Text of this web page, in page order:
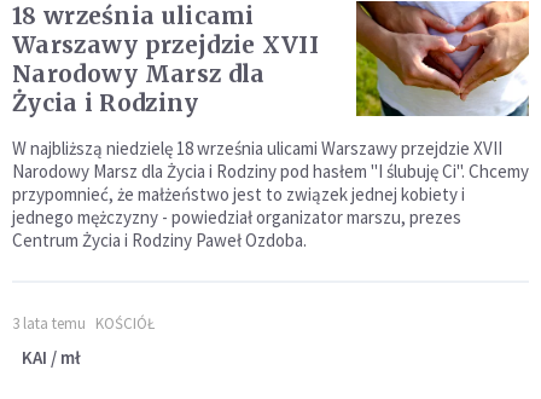
18 września ulicami
Warszawy przejdzie XVII
Narodowy Marsz dla
Życia i Rodziny
W najbliższą niedzielę 18 września ulicami Warszawy przejdzie XVII
Narodowy Marsz dla Życia i Rodziny pod hasłem "I ślubuję Ci". Chcemy
przypomnieć, że małżeństwo jest to związek jednej kobiety i
jednego mężczyzny - powiedział organizator marszu, prezes
Centrum Życia i Rodziny Paweł Ozdoba.
3 lata temu KOŚCIÓŁ
KAI / mł